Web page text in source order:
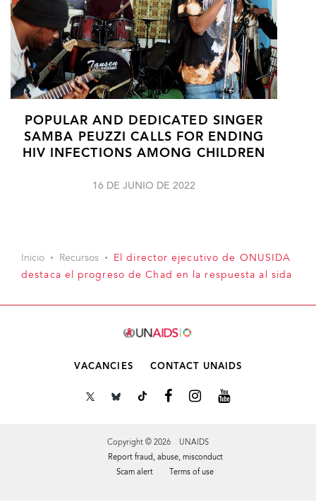
POPULAR AND DEDICATED SINGER
SAMBA PEUZZI CALLS FOR ENDING
HIV INFECTIONS AMONG CHILDREN
16 DE JUNIO DE 2022
Inicio Recursos
El director ejecutivo de ONUSIDA
destaca el progreso de Chad en la respuesta al sida
VACANCIES CONTACT UNAIDS
Copyright © 2026 UNAIDS
Report fraud, abuse, misconduct
Scam alert
Terms of use